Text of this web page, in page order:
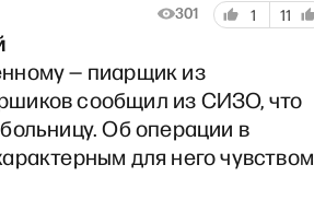
301 1 11
— пиарщик из
сообщил из СИЗО, что
Об операции в
для него чувством